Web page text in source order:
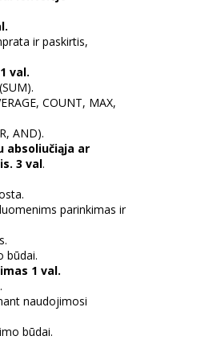
ir paskirtis,
val.
COUNT, MAX,
AND).
absoliučiąja ar
3 val.
parinkimas ir
būdai.
1 val.
naudojimosi
būdai.